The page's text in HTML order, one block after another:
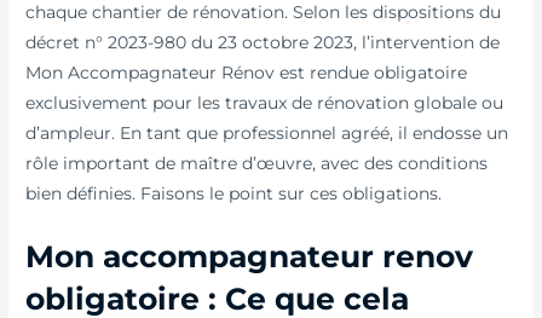
chaque chantier de rénovation. Selon les dispositions du
décret n° 2023-980 du 23 octobre 2023, l’intervention de
Mon Accompagnateur Rénov est rendue obligatoire
exclusivement pour les travaux de rénovation globale ou
d’ampleur. En tant que professionnel agréé, il endosse un
rôle important de maître d’œuvre, avec des conditions
bien définies. Faisons le point sur ces obligations.
Mon accompagnateur renov
obligatoire : Ce que cela